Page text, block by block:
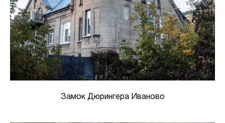
Замок Дюрингера Иваново